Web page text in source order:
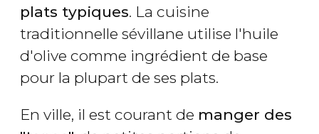
plats typiques. La cuisine
traditionnelle sévillane utilise l'huile
d'olive comme ingrédient de base
pour la plupart de ses plats.
En ville, il est courant de manger des